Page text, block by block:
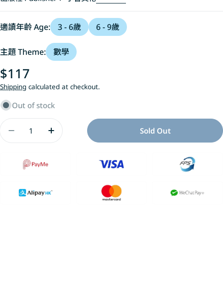
適讀年齡 Age: 3 - 6歲 6 - 9歲
主題 Theme: 數學
Regular
price
$117
Shipping calculated at checkout.
Out of stock
Decrease Quantity For 四邊形 玩幾何：STEAM數
Increase Quantity For 四邊形 玩幾何：
Sold Out